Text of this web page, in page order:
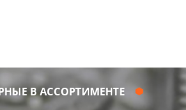
В АССОРТИМЕНТЕ